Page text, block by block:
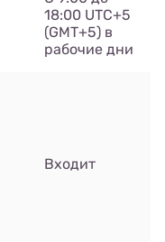
18:00 UTC+5
(GMT+5) в
рабочие дни
Входит